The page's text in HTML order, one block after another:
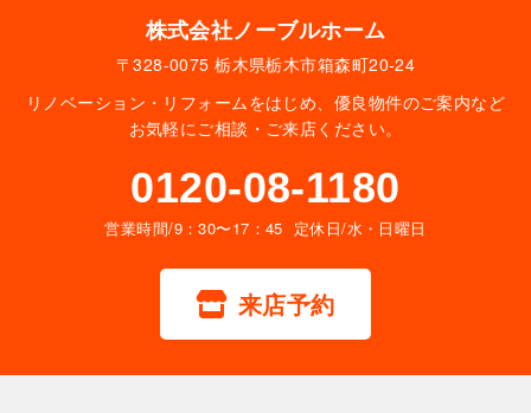
株式会社ノーブルホーム
〒328-0075 栃木県栃木市箱森町20-24
リノベーション・リフォームをはじめ、優良物件のご案内など
お気軽にご相談・ご来店ください。
0120-08-1180
営業時間/9：30〜17：45 定休日/水・日曜日
来店予約